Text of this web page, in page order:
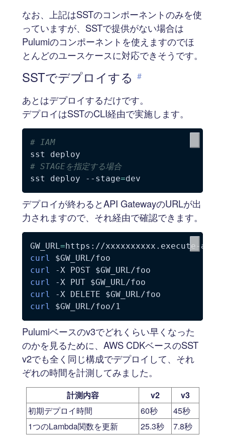
なお、上記はSSTのコンポーネントのみを使
っていますが、SSTで提供がない場合は
Pulumiのコンポーネントを使えますのでほ
とんどのユースケースに対応できそうです。
SSTでデプロイする #
あとはデプロイするだけです。
デプロイはSSTのCLI経由で実施します。
# IAM
# STAGEを指定する場合
sst deploy
--stage=
デプロイが終わるとAPI GatewayのURLが出
力されますので、それ経由で確認できます。
GW_URL=
curl
$GW_URL
curl
-X POST $GW_URL
curl
-X PUT $GW_URL
curl
-X DELETE $GW_URL
curl
$GW_URL
Pulumiベースのv3でどれくらい早くなった
のかを見るために、AWS CDKベースのSST
v2でも全く同じ構成でデプロイして、それ
ぞれの時間を計測してみました。
計測内容 v2
v3
初期デプロイ時間
60秒
45秒
1つのLambda関数を更新
25.3秒 7.8秒